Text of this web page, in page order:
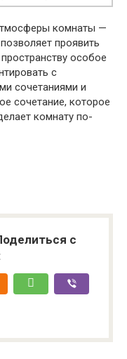
комнаты —
проявить
особое
с
сочетаниями и
сочетание, которое
комнату по-
с